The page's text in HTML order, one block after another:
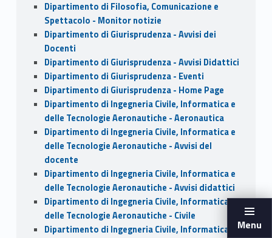
Menu
Dipartimento di Filosofia, Comunicazione e
Spettacolo - Monitor notizie
Dipartimento di Giurisprudenza - Avvisi dei
Docenti
Dipartimento di Giurisprudenza - Avvisi Didattici
Dipartimento di Giurisprudenza - Eventi
Dipartimento di Giurisprudenza - Home Page
Dipartimento di Ingegneria Civile, Informatica e
delle Tecnologie Aeronautiche - Aeronautica
Dipartimento di Ingegneria Civile, Informatica e
delle Tecnologie Aeronautiche - Avvisi del
docente
Dipartimento di Ingegneria Civile, Informatica e
delle Tecnologie Aeronautiche - Avvisi didattici
Dipartimento di Ingegneria Civile, Informatica e
delle Tecnologie Aeronautiche - Civile
Dipartimento di Ingegneria Civile, Informatica e